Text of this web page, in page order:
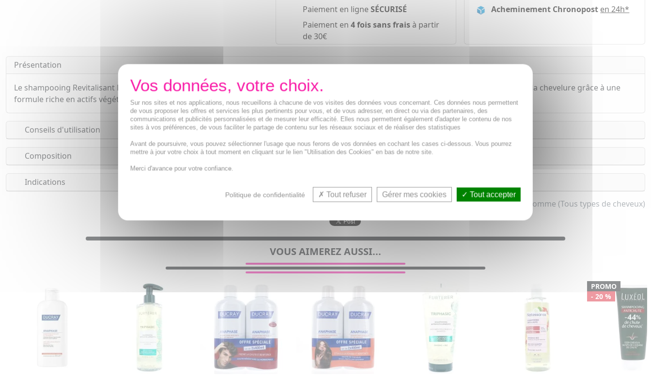
Paiement en ligneSÉCURISÉ
Paiement en 4 fois sans fraisà partir
de 30€
Acheminement Chronopost en 24h*
Présentation
Le shampooing Revitalisant Phytocyane est conçu pour freiner la chute des cheveux féminines. Il agit en redonnant la vitalité à l'ensemble de la chevelure grâce à une
formule riche en actifs végétaux dynamisants. Favorise l'irrigation du cuir chevelu et dynamise la croissance capillaire. Base lavante douce.
Conseils d'utilisation
Composition
Indications
Shampooing anti-chute pour femme et homme (Tous types de cheveux)
VOUS AIMEREZ AUSSI...
PROMO
- 20 %
Sur nos sites et nos applications, nous recueillons à chacune de vos visites des données vous concernant. Ces données nous permettent
de vous proposer les offres et services les plus pertinents pour vous, et de vous adresser, en direct ou via des partenaires, des
communications et publicités personnalisées et de mesurer leur efficacité. Elles nous permettent également d'adapter le contenu de nos
sites à vos préférences, de vous faciliter le partage de contenu sur les réseaux sociaux et de réaliser des statistiques
Avant de poursuivre, vous pouvez sélectionner l'usage que nous ferons de vos données en cochant les cases ci-dessous. Vous pourrez
mettre à jour votre choix à tout moment en cliquant sur le lien "Utilisation des Cookies" en bas de notre site.
Merci d'avance pour votre confiance.
Politique de confidentialité Tout refuser Gérer mes cookies Tout accepter